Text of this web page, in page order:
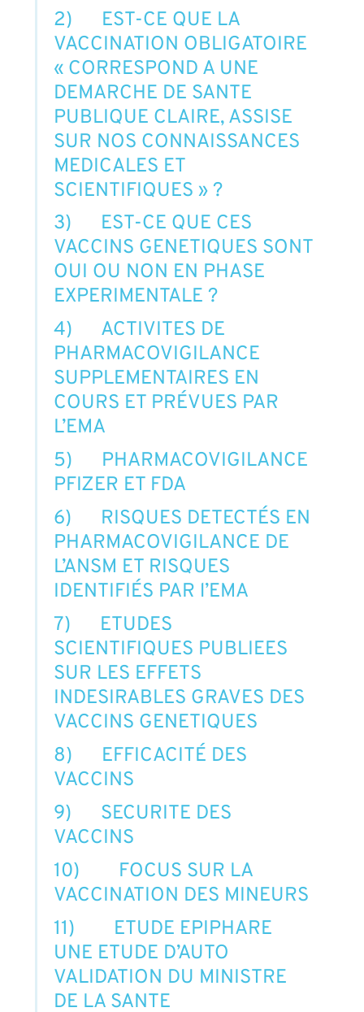
2) EST-CE QUE LA
VACCINATION OBLIGATOIRE
« CORRESPOND A UNE
DEMARCHE DE SANTE
PUBLIQUE CLAIRE, ASSISE
SUR NOS CONNAISSANCES
MEDICALES ET
SCIENTIFIQUES » ?
3) EST-CE QUE CES
VACCINS GENETIQUES SONT
OUI OU NON EN PHASE
EXPERIMENTALE ?
4) ACTIVITES DE
PHARMACOVIGILANCE
SUPPLEMENTAIRES EN
COURS ET PRÉVUES PAR
L’EMA
5) PHARMACOVIGILANCE
PFIZER ET FDA
6) RISQUES DETECTÉS EN
PHARMACOVIGILANCE DE
L’ANSM ET RISQUES
IDENTIFIÉS PAR l’EMA
7) ETUDES
SCIENTIFIQUES PUBLIEES
SUR LES EFFETS
INDESIRABLES GRAVES DES
VACCINS GENETIQUES
8) EFFICACITÉ DES
VACCINS
9) SECURITE DES
VACCINS
10) FOCUS SUR LA
VACCINATION DES MINEURS
11) ETUDE EPIPHARE
UNE ETUDE D’AUTO
VALIDATION DU MINISTRE
DE LA SANTE